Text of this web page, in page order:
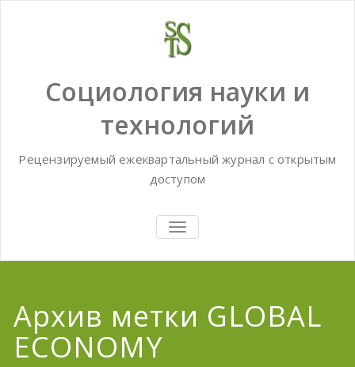
Социология науки и
технологий
Рецензируемый ежеквартальный журнал с открытым
доступом
TOGGLE
NAVIGATION
Архив метки GLOBAL
ECONOMY